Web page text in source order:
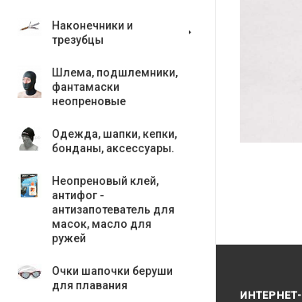
Наконечники и
трезубцы
Шлема, подшлемники,
фантамаски
неопреновые
Одежда, шапки, кепки,
бонданы, аксесcуары.
Неопреновый клей,
антифог -
антизапотеватель для
масок, масло для
ружей
Очки шапочки беруши
для плавания
ИНТЕРНЕТ-